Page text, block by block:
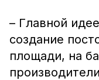
– Главной
создание
площади, на